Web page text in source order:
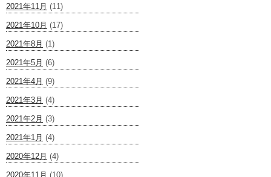
2021年11月 (11)
2021年10月 (17)
2021年8月 (1)
2021年5月 (6)
2021年4月 (9)
2021年3月 (4)
2021年2月 (3)
2021年1月 (4)
2020年12月 (4)
2020年11月 (10)